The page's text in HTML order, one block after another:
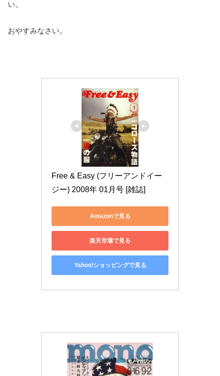
い。
おやすみなさい。
Free & Easy (フリーアンドイー
ジー) 2008年 01月号 [雑誌]
Amazonで見る
楽天市場で見る
Yahoo!ショッピングで見る